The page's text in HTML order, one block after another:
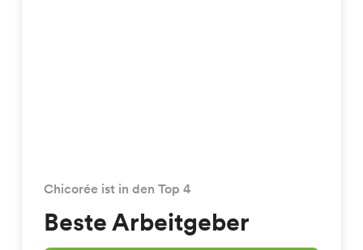
Chicorée ist in den Top 4
Beste Arbeitgeber